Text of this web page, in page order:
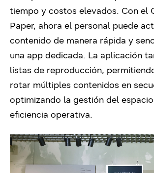
tiempo y costos elevados. Con el
Paper, ahora el personal puede
contenido de manera rápida y
una app dedicada. La aplicación
listas de reproducción,
rotar múltiples contenidos en
optimizando la gestión del
eficiencia operativa.